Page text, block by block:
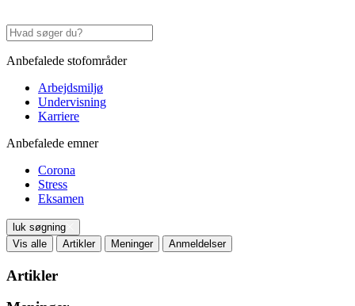
Anbefalede stofområder
Arbejdsmiljø
Undervisning
Karriere
Anbefalede emner
Corona
Stress
Eksamen
luk søgning
Vis alle
Artikler Meninger Anmeldelser
Artikler